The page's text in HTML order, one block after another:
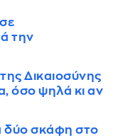
την
Δικαιοσύνης
όσο ψηλά κι αν
δύο σκάφη στο